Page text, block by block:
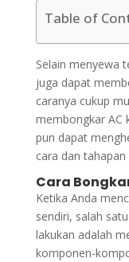
Table of
Selain menyewa
juga dapat
caranya cukup
membongkar AC
pun dapat
cara dan tahapan
Cara
Ketika Anda
sendiri, salah
lakukan adalah
komponen-